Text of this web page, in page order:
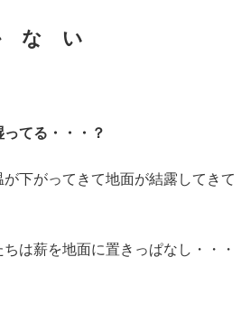
な い
てる・・・？
下がってきて地面が結露してきて
は薪を地面に置きっぱなし・・・